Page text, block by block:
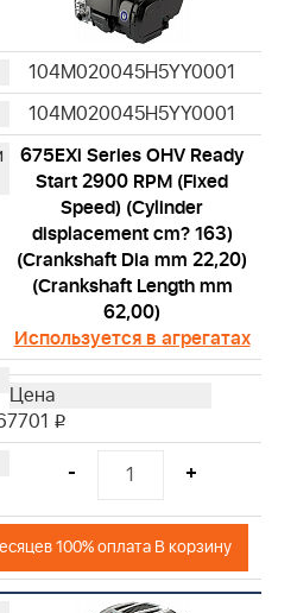
104M020045H5YY0001
104M020045H5YY0001
675EXi Series OHV Ready
Start 2900 RPM (Fixed
Speed) (Cylinder
displacement cm? 163)
(Crankshaft Dia mm 22,20)
(Crankshaft Length mm
62,00)
Используется в агрегатах
i
- +
100% оплата В корзину